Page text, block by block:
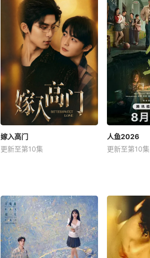
嫁入高门
更新至第10集
人鱼2026
更新至第10集